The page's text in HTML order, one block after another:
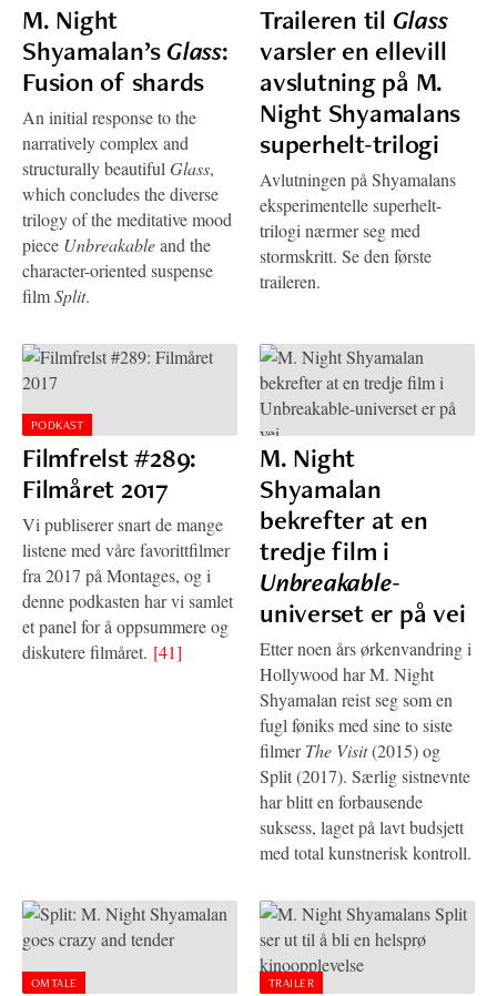
M. Night
Shyamalan’sGlass:
Fusion of shards
An initial response to the
narratively complex and
structurally beautiful Glass,
which concludes the diverse
trilogy of the meditative mood
piece Unbreakableand the
character-oriented suspense
filmSplit.
Traileren til Glass
varsler en ellevill
avslutning på M.
Night Shyamalans
superhelt-trilogi
Avlutningen på Shyamalans
eksperimentelle superhelt-
trilogi nærmer seg med
stormskritt. Se den første
traileren.
PODKAST
Filmfrelst #289:
Filmåret 2017
Vi publiserer snart de mange
listene med våre favorittfilmer
fra 2017 på Montages, og i
denne podkasten har vi samlet
et panel for å oppsummere og
diskutere filmåret. [41]
M. Night
Shyamalan
bekrefter at en
tredje film i
Unbreakable-
universet er på vei
Etter noen års ørkenvandring i
Hollywood har M. Night
Shyamalan reist seg som en
fugl føniks med sine to siste
filmerThe Visit(2015) og
Split (2017). Særlig sistnevnte
har blitt en forbausende
suksess, laget på lavt budsjett
med total kunstnerisk kontroll.
OMTALE TRAILER